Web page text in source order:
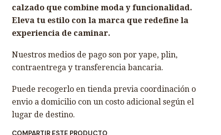
calzado que combine moda y funcionalidad.
Eleva tu estilo con la marca que redefine la
experiencia de caminar.
Nuestros medios de pago son por yape, plin,
contraentrega y transferencia bancaria.
Puede recogerlo en tienda previa coordinación o
envio a domicilio con un costo adicional según el
lugar de destino.
COMPARTIR ESTE PRODUCTO